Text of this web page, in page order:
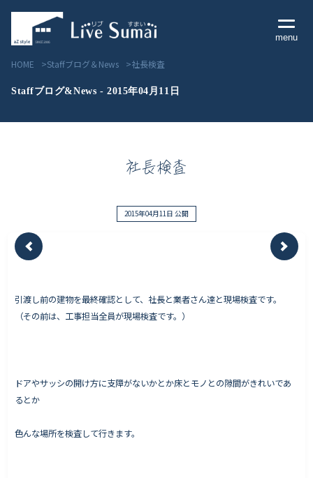
menu
Livesumai 住宅標準性能
Livesumai 保証について
物件情報
オーナー様の声
よくいただくご質問
HOME Staffブログ＆News 社長検査
Staffブログ&News - 2015年04月11日
社長検査
2015年04月11日 公開
引渡し前の建物を最終確認として、社長と業者さん達と現場検査です。
（その前は、工事担当全員が現場検査です。）
ドアやサッシの開け方に支障がないかとか床とモノとの隙間がきれいであ
るとか
色んな場所を検査して行きます。